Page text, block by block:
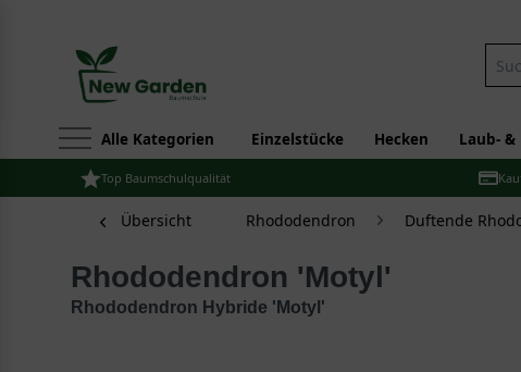
Alle Kategorien Einzelstücke Hecken Laub-
Top Baumschulqualität
Übersicht Rhododendron Duftende
Rhododendron 'Motyl'
Rhododendron Hybride 'Motyl'